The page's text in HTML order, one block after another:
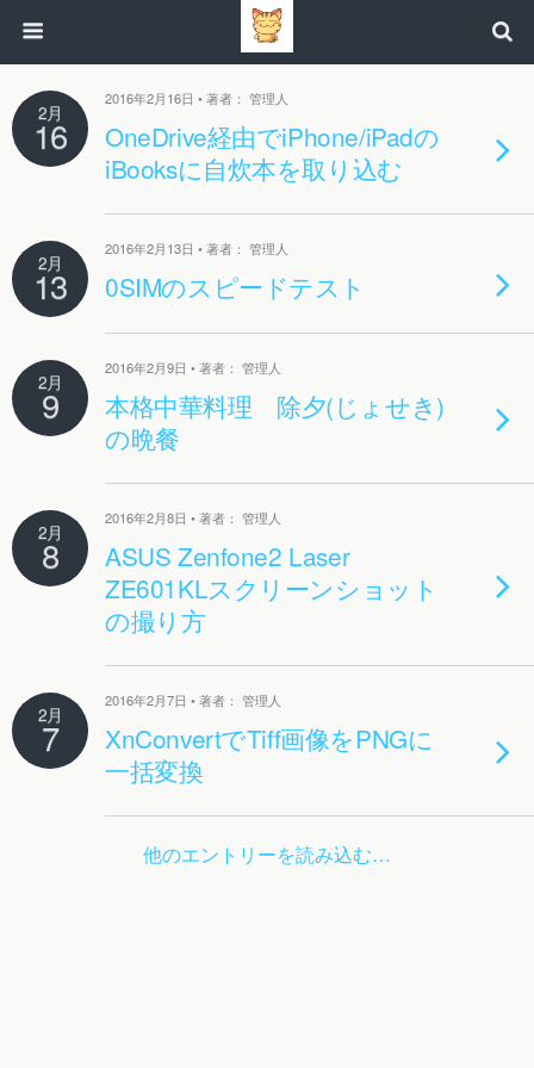
2月
16
2016年2月16日 • 著者： 管理人
OneDrive経由でiPhone/iPadの
iBooksに自炊本を取り込む
2月
13
2016年2月13日 • 著者： 管理人
0SIMのスピードテスト
2月
9
2016年2月9日 • 著者： 管理人
本格中華料理 除夕(じょせき)
の晩餐
2月
8
2016年2月8日 • 著者： 管理人
ASUS Zenfone2 Laser
ZE601KLスクリーンショット
の撮り方
2月
7
2016年2月7日 • 著者： 管理人
XnConvertでTiff画像をPNGに
一括変換
他のエントリーを読み込む…